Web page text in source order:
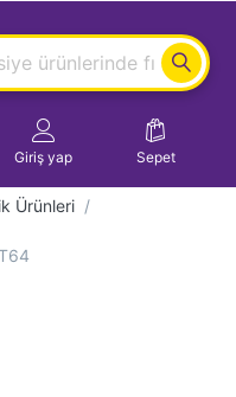
Giriş yap Sepet
Ürünleri